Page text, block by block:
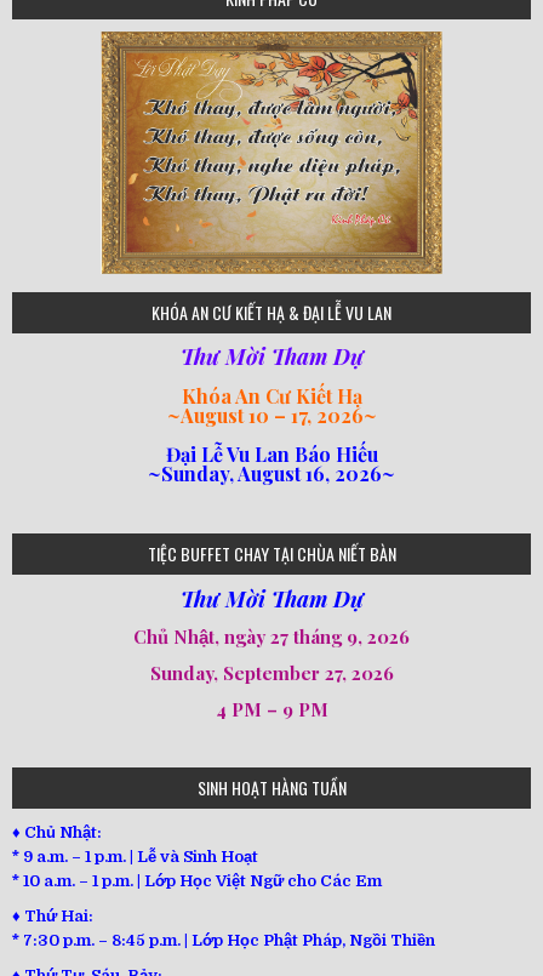
75
80
78
77
82
92
93
94
95
98
641
182
101
loipha2
loipha4
loipha1
loipha5
loipha7
loipha8
loipha10
loipha9
loi-phat-day
loipha15
loipha13
KHÓA AN CƯ KIẾT HẠ & ĐẠI LỄ VU LAN
Thư Mời Tham Dự
Khóa An Cư Kiết Hạ
~August 10 – 17, 2026~
Đại Lễ Vu Lan Báo Hiếu
~Sunday, August 16, 2026~
TIỆC BUFFET CHAY TẠI CHÙA NIẾT BÀN
Thư Mời Tham Dự
Chủ Nhật, ngày 27 tháng 9, 2026
Sunday, September 27, 2026
4 PM – 9 PM
SINH HOẠT HÀNG TUẦN
♦ Chủ Nhật:
* 9 a.m. – 1 p.m. | Lễ và Sinh Hoạt
* 10 a.m. – 1 p.m. | Lớp Học Việt Ngữ cho Các Em
♦ Thứ Hai:
* 7:30 p.m. – 8:45 p.m. | Lớp Học Phật Pháp, Ngồi Thiền